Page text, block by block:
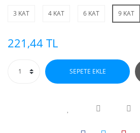
3 KAT 4 KAT 6 KAT 9 KAT
221,44 TL
SEPETE EKLE